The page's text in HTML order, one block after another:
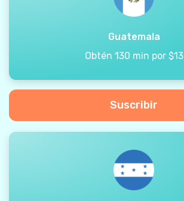
Guatemala
Obtén 130 min por $13
Suscribir